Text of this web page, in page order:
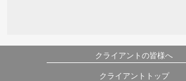
クライアントの皆様へ
クライアントトップ